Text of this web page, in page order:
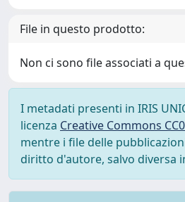
File in questo prodotto:
Non ci sono file associati a
I metadati presenti in IRIS
licenza Creative Commons
mentre i file delle
diritto d'autore, salvo diversa